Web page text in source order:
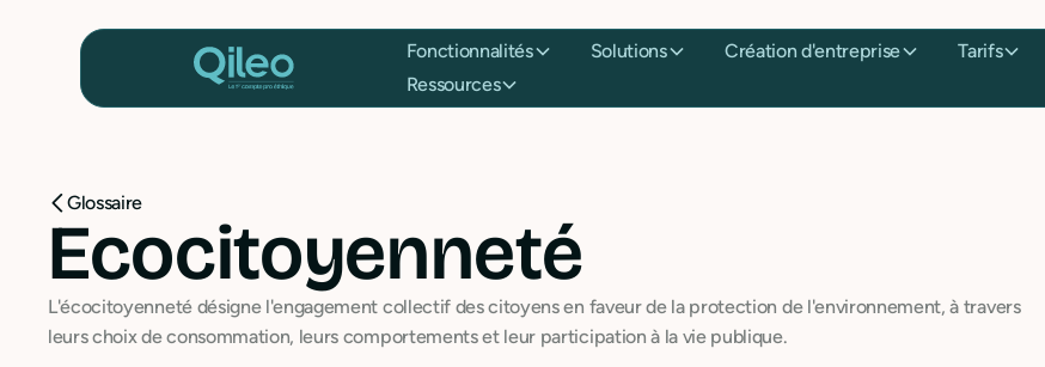
Fonctionnalités Solutions Création d'entreprise
Tarifs
Ressources
Glossaire
Ecocitoyenneté
L'écocitoyenneté désigne l'engagement collectif des citoyens en faveur de la protection de l'environnement, à travers
leurs choix de consommation, leurs comportements et leur participation à la vie publique.